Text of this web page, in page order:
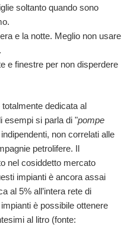
soltanto quando sono
e la notte. Meglio non usare
e finestre per non disperdere
dedicata al
esempi si parla di "pompe
non correlati alle
petrolifere. Il
nel cosiddetto mercato
impianti è ancora assai
al 5% all’intera rete di
è possibile ottenere
al litro (fonte: